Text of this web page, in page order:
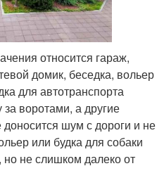
относится гараж,
домик, беседка, вольер
для автотранспорта
воротами, а другие
доносится шум с дороги и не
или будка для собаки
но не слишком далеко от